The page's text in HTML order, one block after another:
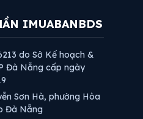
IMUABANBDS
do Sở Kế hoạch &
Đà Nẵng cấp ngày
Sơn Hà, phường Hòa
Đà Nẵng